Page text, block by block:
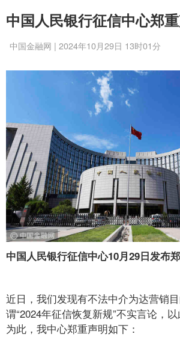
中国人民银行征信中心郑
中国金融网 | 2024年10月29日 13时01分
中国人民银行征信中心10月29日发布
近日，我们发现有不法中介为达营销
谓“2024年征信恢复新规”不实言论，以
为此，我中心郑重声明如下：